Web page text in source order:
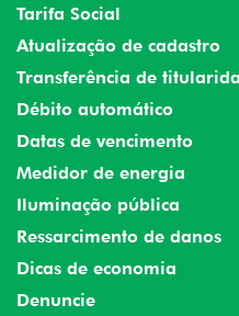
Tarifa Social
Atualização de cadastro
Transferência de
Débito automático
Datas de vencimento
Medidor de energia
Iluminação pública
Ressarcimento de danos
Dicas de economia
Denuncie